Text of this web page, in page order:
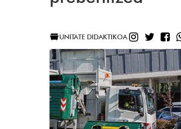
UNITATE DIDAKTIKOA